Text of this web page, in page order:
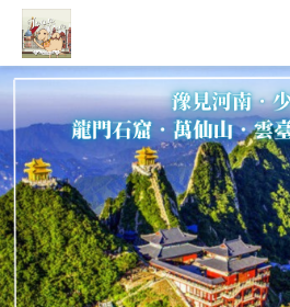
中國大陸
歐洲
日本
護照/台胞證辦理